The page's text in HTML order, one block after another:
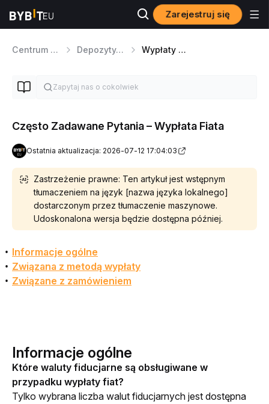
Zarejestruj się
Centrum pomocy Depozyty/wypłaty waluty FIAT Wypłaty waluty FIAT
Często Zadawane Pytania – Wypłata Fiata
Ostatnia aktualizacja: 2026-07-12 17:04:03
Zastrzeżenie prawne: Ten artykuł jest wstępnym
tłumaczeniem na język [nazwa języka lokalnego]
dostarczonym przez tłumaczenie maszynowe.
Udoskonalona wersja będzie dostępna później.
Informacje ogólne
Związana z metodą wypłaty
Związane z zamówieniem
Informacje ogólne
Które waluty fiducjarne są obsługiwane w
przypadku wypłaty fiat?
Tylko wybrana liczba walut fiducjarnych jest dostępna